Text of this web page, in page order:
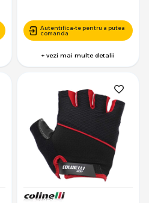
Autentifica-te pentru a putea
comanda
+ vezi mai multe detalii